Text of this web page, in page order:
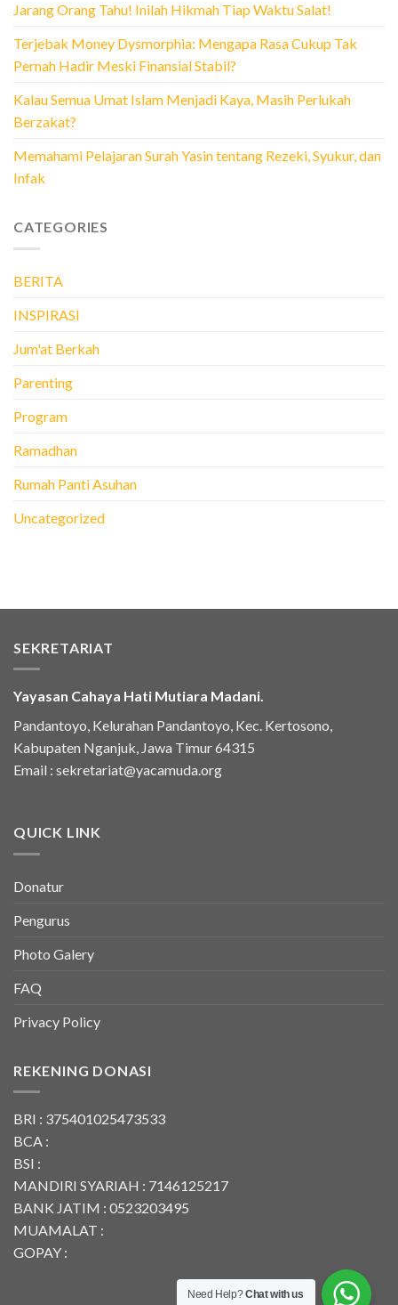
Jarang Orang Tahu! Inilah Hikmah Tiap Waktu Salat!
Terjebak Money Dysmorphia: Mengapa Rasa Cukup Tak
Pernah Hadir Meski Finansial Stabil?
Kalau Semua Umat Islam Menjadi Kaya, Masih Perlukah
Berzakat?
Memahami Pelajaran Surah Yasin tentang Rezeki, Syukur, dan
Infak
CATEGORIES
BERITA
INSPIRASI
Jum'at Berkah
Parenting
Program
Ramadhan
Rumah Panti Asuhan
Uncategorized
SEKRETARIAT
Yayasan Cahaya Hati Mutiara Madani.
Pandantoyo, Kelurahan Pandantoyo, Kec. Kertosono,
Kabupaten Nganjuk, Jawa Timur 64315
Email : sekretariat@yacamuda.org
QUICK LINK
Donatur
Pengurus
Photo Galery
FAQ
Privacy Policy
REKENING DONASI
BRI : 375401025473533
BCA :
BSI :
MANDIRI SYARIAH : 7146125217
BANK JATIM : 0523203495
MUAMALAT :
GOPAY :
Need Help?Chat with us